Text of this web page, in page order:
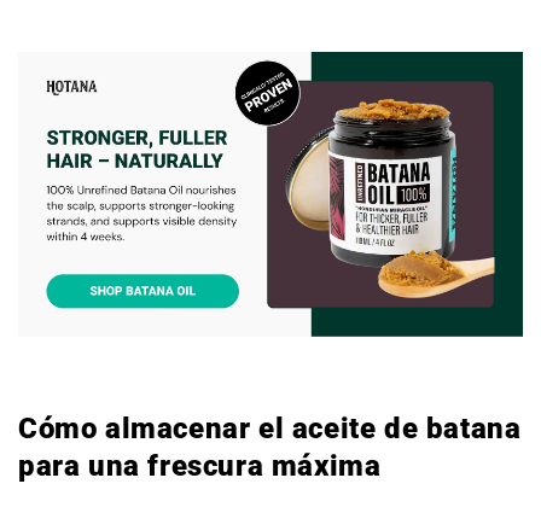
Cómo almacenar el aceite de batana
para una frescura máxima